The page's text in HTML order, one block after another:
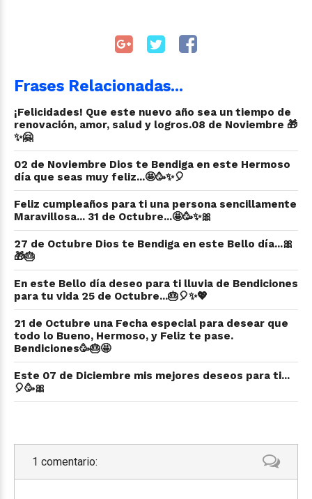
Frases Relacionadas...
¡Felicidades! Que este nuevo año sea un tiempo de
renovación, amor, salud y logros.08 de Noviembre 🎁
✨🤗
02 de Noviembre Dios te Bendiga en este Hermoso
día que seas muy feliz...🤩🥳✨🎈
Feliz cumpleaños para ti una persona sencillamente
Maravillosa... 31 de Octubre...🤩🥳✨🎀
27 de Octubre Dios te Bendiga en este Bello día...🎀
🎁🎂
En este Bello día deseo para ti lluvia de Bendiciones
para tu vida 25 de Octubre...🎂🎈✨💖
21 de Octubre una Fecha especial para desear que
todo lo Bueno, Hermoso, y Feliz te pase.
Bendiciones🥳🎂🤩
Este 07 de Diciembre mis mejores deseos para ti...
🎈🥳🎀
1 comentario: